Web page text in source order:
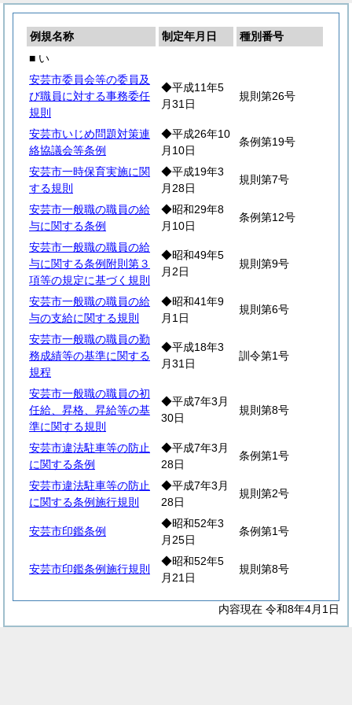
例規名称 制定年月日
種別番号
■ い
安芸市委員会等の委員及
び職員に対する事務委任
規則
◆平成11年5
月31日
規則第26号
安芸市いじめ問題対策連
絡協議会等条例
◆平成26年10
月10日
条例第19号
安芸市一時保育実施に関
する規則
◆平成19年3
月28日
規則第7号
安芸市一般職の職員の給
与に関する条例
◆昭和29年8
月10日
条例第12号
安芸市一般職の職員の給
与に関する条例附則第３
項等の規定に基づく規則
◆昭和49年5
月2日
規則第9号
安芸市一般職の職員の給
与の支給に関する規則
◆昭和41年9
月1日
規則第6号
安芸市一般職の職員の勤
務成績等の基準に関する
規程
◆平成18年3
月31日
訓令第1号
安芸市一般職の職員の初
任給、昇格、昇給等の基
準に関する規則
◆平成7年3月
30日
規則第8号
安芸市違法駐車等の防止
に関する条例
◆平成7年3月
28日
条例第1号
安芸市違法駐車等の防止
に関する条例施行規則
◆平成7年3月
28日
規則第2号
安芸市印鑑条例
◆昭和52年3
月25日
条例第1号
安芸市印鑑条例施行規則
◆昭和52年5
月21日
規則第8号
内容現在 令和8年4月1日